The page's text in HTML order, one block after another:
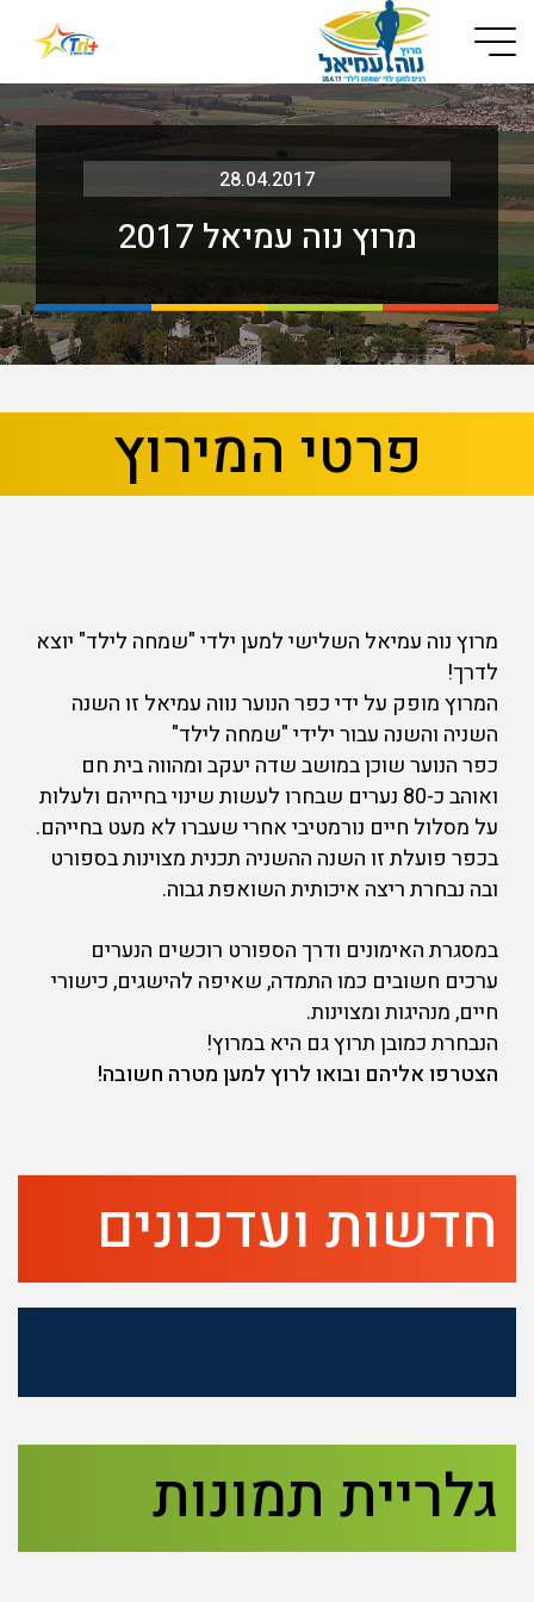
Button used only for devices with a small screen
28.04.2017
מרוץ נוה עמיאל 2017
פרטי המירוץ
מרוץ נוה עמיאל השלישי למען ילדי "שמחה לילד" יוצא
לדרך!
המרוץ מופק על ידי כפר הנוער נווה עמיאל זו השנה
השניה והשנה עבור ילידי "שמחה לילד"
כפר הנוער שוכן במושב שדה יעקב ומהווה בית חם
ואוהב כ-80 נערים שבחרו לעשות שינוי בחייהם ולעלות
על מסלול חיים נורמטיבי אחרי שעברו לא מעט בחייהם.
בכפר פועלת זו השנה ההשניה תכנית מצוינות בספורט
ובה נבחרת ריצה איכותית השואפת גבוה.
במסגרת האימונים ודרך הספורט רוכשים הנערים
ערכים חשובים כמו התמדה, שאיפה להישגים, כישורי
חיים, מנהיגות ומצוינות.
הנבחרת כמובן תרוץ גם היא במרוץ!
הצטרפו אליהם ובואו לרוץ למען מטרה חשובה!
חדשות ועדכונים
גלריית תמונות